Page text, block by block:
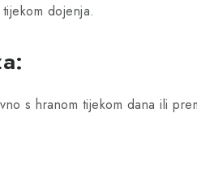
dojenja.
s hranom tijekom dana ili